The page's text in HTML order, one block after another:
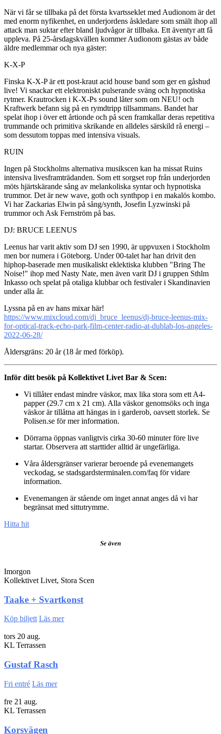
När vi får se tillbaka på det första kvartsseklet med Audionom är det
med enorm nyfikenhet, en underjordens åskledare som smält ihop all
attack man suktar efter bland ljudvågor är tillbaka. Ett äventyr att få
uppleva. På 25-årsdagskvällen kommer Audionom gästas av både
äldre medlemmar och nya gäster:
K-X-P
Finska K-X-P är ett post-kraut acid house band som ger en gåshud
live! Vi snackar ett elektroniskt pulserande sväng och hypnotiska
rytmer. Krautrocken i K-X-Ps sound låter som om NEU! och
Kraftwerk befann sig på en rymdtripp tillsammans. Bandet har
spelat ihop i över ett årtionde och på scen framkallar deras repetitiva
trummande och primitiva skrikande en alldeles särskild rå energi –
som dessutom toppas med intensiva visuals.
RUIN
Ingen på Stockholms alternativa musikscen kan ha missat Ruins
intensiva livesframträdanden. Som ett sorgset rop från underjorden
möts hjärtskärande sång av melankoliska syntar och hypnotiska
trummor. Det är new wave, goth och synthpop i en makalös kombo.
Vi har Zackarias Elwin på sång/synth, Josefin Lyzwinski på
trummor och Ask Fernström på bas.
DJ: BRUCE LEENUS
Leenus har varit aktiv som DJ sen 1990, är uppvuxen i Stockholm
men bor numera i Göteborg. Under 00-talet har han drivit den
hiphop-baserade men musikaliskt eklektiska klubben "Bring The
Noise!" ihop med Nasty Nate, men även varit DJ i gruppen Sthlm
Inkasso och spelat på otaliga klubbar och festivaler i Skandinavien
under alla år.
Lyssna på en av hans mixar här!
https://www.mixcloud.com/dj_bruce_leenus/dj-bruce-leenus-mix-
for-optical-track-echo-park-film-center-radio-at-dublab-los-angeles-
2022-06-28/
Åldersgräns: 20 år (18 år med förköp).
Inför ditt besök på Kollektivet Livet Bar & Scen:
Vi tillåter endast mindre väskor, max lika stora som ett A4-
papper (29.7 cm x 21 cm). Alla väskor genomsöks och inga
väskor är tillåtna att hängas in i garderob, oavsett storlek. Se
Polisen.se för mer information.
Dörrarna öppnas vanligtvis cirka 30-60 minuter före live
startar. Observera att starttider alltid är ungefärliga.
Våra åldersgränser varierar beroende på evenemangets
veckodag, se stadsgardsterminalen.com/faq för vidare
information.
Evenemangen är stående om inget annat anges då vi har
begränsat med sittutrymme.
Hitta hit
Se även
Imorgon
Kollektivet Livet, Stora Scen
Taake + Svartkonst
Köp biljett Läs mer
tors 20 aug.
KL Terrassen
Gustaf Rasch
Fri entré Läs mer
fre 21 aug.
KL Terrassen
Korsvägen